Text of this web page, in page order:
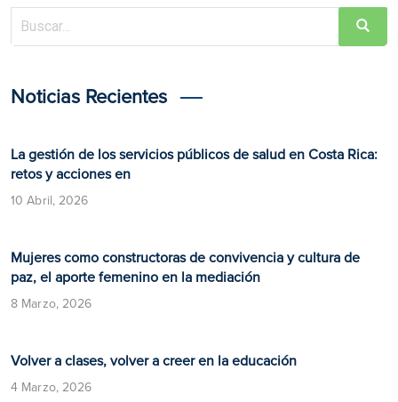
Noticias Recientes
La gestión de los servicios públicos de salud en Costa Rica:
retos y acciones en
10 Abril, 2026
Mujeres como constructoras de convivencia y cultura de
paz, el aporte femenino en la mediación
8 Marzo, 2026
Volver a clases, volver a creer en la educación
4 Marzo, 2026